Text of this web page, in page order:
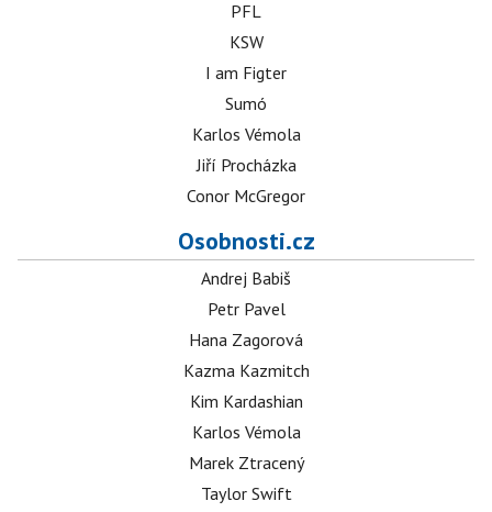
PFL
KSW
I am Figter
Sumó
Karlos Vémola
Jiří Procházka
Conor McGregor
Osobnosti.cz
Andrej Babiš
Petr Pavel
Hana Zagorová
Kazma Kazmitch
Kim Kardashian
Karlos Vémola
Marek Ztracený
Taylor Swift